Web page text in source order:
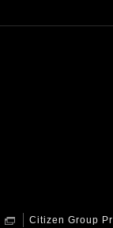
Citizen Group